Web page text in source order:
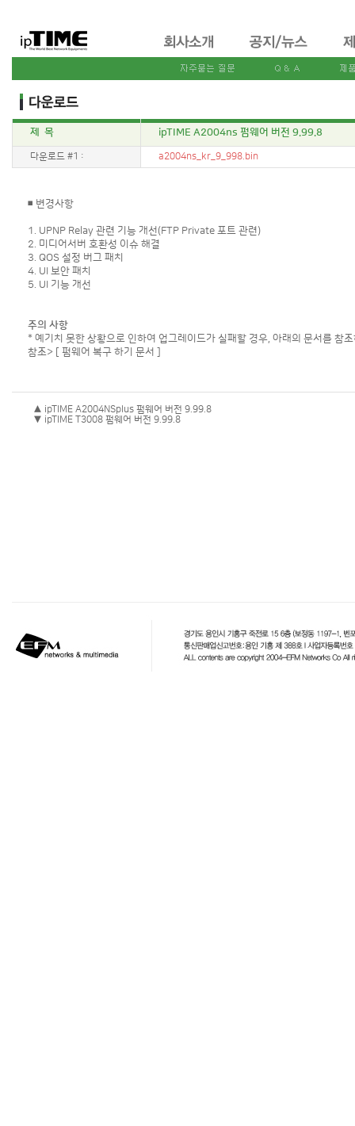
제 목 ipTIME A2004ns 펌웨어 버전 9.99.8
다운로드 #1 : a2004ns_kr_9_998.bin
◾ 변경사항
1. UPNP Relay 관련 기능 개선(FTP Private 포트 관련)
2. 미디어서버 호환성 이슈 해결
3. QOS 설정 버그 패치
4. UI 보안 패치
5. UI 기능 개선
주의 사항
* 예기치 못한 상황으로 인하여 업그레이드가 실패할 경우, 아래의 문서를 참
참조>
[ 펌웨어 복구 하기 문서 ]
▲ ipTIME A2004NSplus 펌웨어 버전 9.99.8
▼ ipTIME T3008 펌웨어 버전 9.99.8